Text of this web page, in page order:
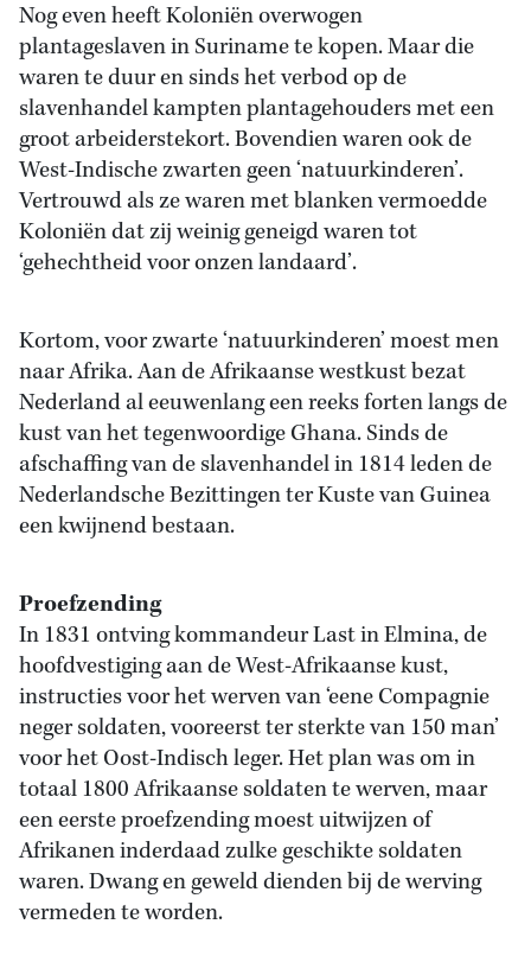
Nog even heeft Koloniën overwogen
plantageslaven in Suriname te kopen. Maar die
waren te duur en sinds het verbod op de
slavenhandel kampten plantagehouders met een
groot arbeiderstekort. Bovendien waren ook de
West-Indische zwarten geen ‘natuurkinderen’.
Vertrouwd als ze waren met blanken vermoedde
Koloniën dat zij weinig geneigd waren tot
‘gehechtheid voor onzen landaard’.
Kortom, voor zwarte ‘natuurkinderen’ moest men
naar Afrika. Aan de Afrikaanse westkust bezat
Nederland al eeuwenlang een reeks forten langs de
kust van het tegenwoordige Ghana. Sinds de
afschaffing van de slavenhandel in 1814 leden de
Nederlandsche Bezittingen ter Kuste van Guinea
een kwijnend bestaan.
Proefzending
In 1831 ontving kommandeur Last in Elmina, de
hoofdvestiging aan de West-Afrikaanse kust,
instructies voor het werven van ‘eene Compagnie
neger soldaten, vooreerst ter sterkte van 150 man’
voor het Oost-Indisch leger. Het plan was om in
totaal 1800 Afrikaanse soldaten te werven, maar
een eerste proefzending moest uitwijzen of
Afrikanen inderdaad zulke geschikte soldaten
waren. Dwang en geweld dienden bij de werving
vermeden te worden.